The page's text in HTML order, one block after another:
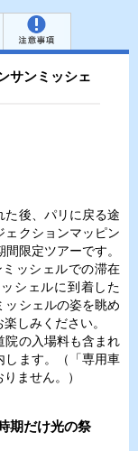
サンミッシェ
た後、パリに戻る途
ェクションマッピン
限定ツアーです。
ッシェルでの滞在
シェルに到着した
ッシェルの姿を眺め
しみください。
院の入場料も含まれ
します。（「専用車
ません。）
期だけ光の祭